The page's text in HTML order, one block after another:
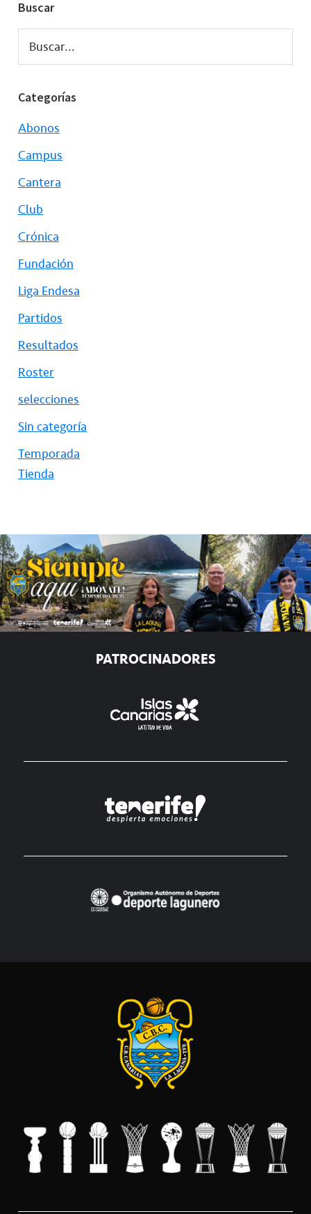
Buscar
Buscar...
Categorías
Abonos
Campus
Cantera
Club
Crónica
Fundación
Liga Endesa
Partidos
Resultados
Roster
selecciones
Sin categoría
Temporada
Tienda
PATROCINADORES